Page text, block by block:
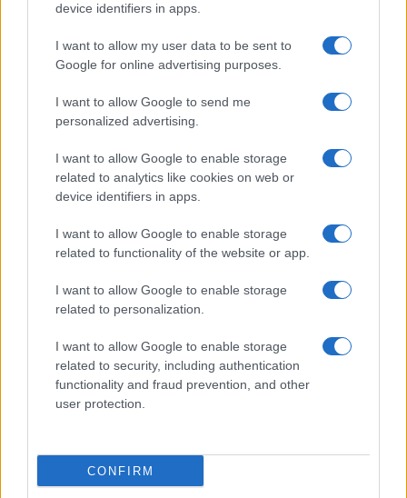
device identifiers in apps.
I want to allow my user data to be sent to
Google for online advertising purposes.
I want to allow Google to send me
personalized advertising.
I want to allow Google to enable storage
related to analytics like cookies on web or
device identifiers in apps.
I want to allow Google to enable storage
related to functionality of the website or app.
I want to allow Google to enable storage
related to personalization.
I want to allow Google to enable storage
related to security, including authentication
functionality and fraud prevention, and other
user protection.
CONFIRM
Incidente a Baia Sardinia, scontro tra auto e
moto: un ferito
Olbia, le previsioni meteo per lunedì 10 agosto
2026
Le ultime offerte di lavoro a Olbia e in Gallura
Cumuli di rifiuti a Santa Teresa Gallura, la